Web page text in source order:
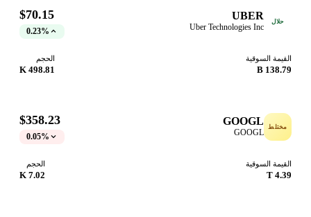
حلال UBER
Uber Technologies Inc
$70.15
0.23%
القيمة السوقية
138.79 B
الحجم
498.81 K
مختلط GOOGL
GOOGL
$358.23
0.05%
القيمة السوقية
4.39 T
الحجم
7.02 K